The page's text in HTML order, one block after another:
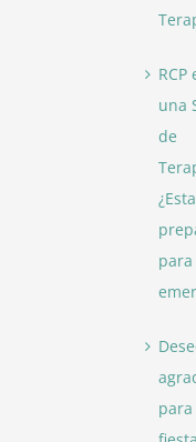
RCP
una
de
para
para